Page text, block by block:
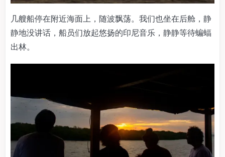
几艘船停在附近海面上，随波飘荡。我们也坐在后舱，静
静地没讲话，船员们放起悠扬的印尼音乐，静静等待蝙蝠
出林。